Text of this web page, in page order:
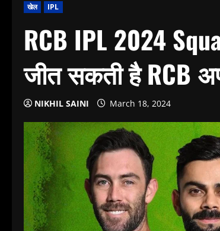
खेल IPL
RCB IPL 2024
जीत सकती है RCB
NIKHIL SAINI March 18, 2024